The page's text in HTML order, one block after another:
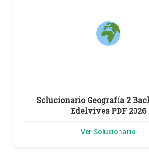
Solucionario Geografía 2
Edelvives PDF 2026
Ver Solucionario